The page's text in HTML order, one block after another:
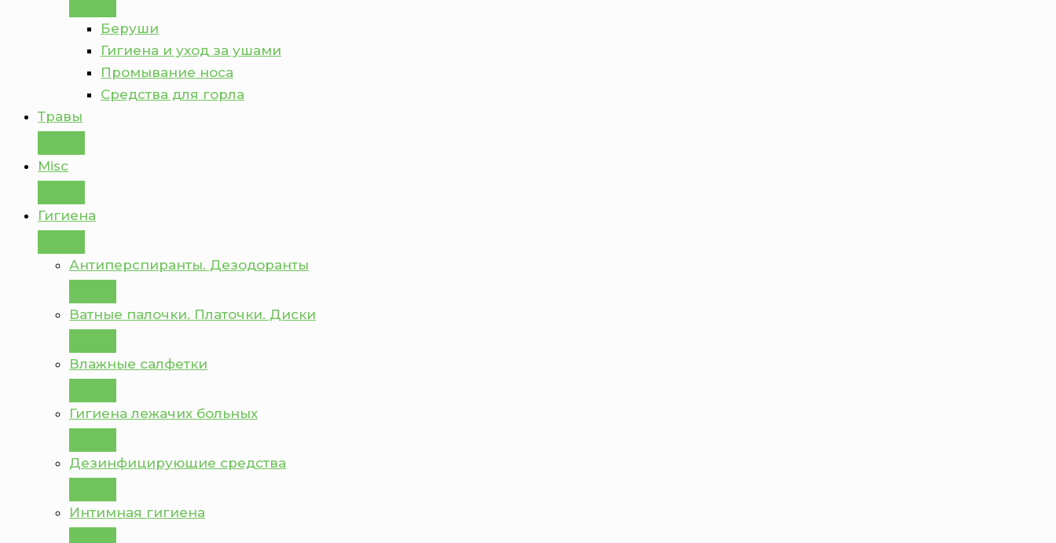
Беруши
Гигиена и уход за ушами
Промывание носа
Средства для горла
Травы
Misc
Гигиена
Антиперспиранты. Дезодоранты
Ватные палочки. Платочки. Диски
Влажные салфетки
Гигиена лежачих больных
Дезинфицирующие средства
Интимная гигиена